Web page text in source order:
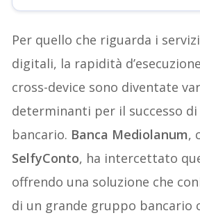
Per quello che riguarda i
digitali, la rapidità
cross-device sono diventate
determinanti per il successo
bancario. Banca Mediolanum,
SelfyConto, ha intercettato
offrendo una soluzione che
di un grande gruppo bancario